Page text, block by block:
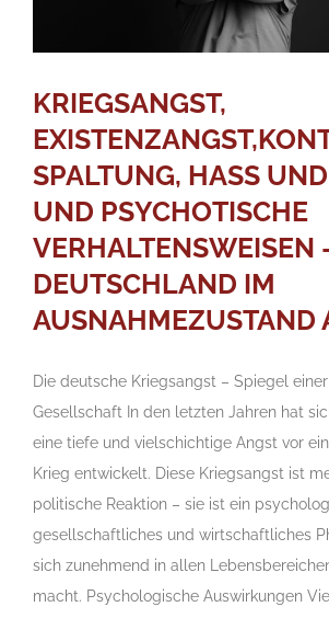
KRIEGSANGST,
SPALTUNG, HASS
UND PSYCHOTISCHE
VERHALTENSWEISEN
DEUTSCHLAND IM
AUSNAHMEZUSTAND
Die deutsche Kriegsangst – Spiegel
Gesellschaft In den letzten Jahren hat
eine tiefe und vielschichtige Angst vor
Krieg entwickelt. Diese Kriegsangst ist
politische Reaktion – sie ist ein
gesellschaftliches und wirtschaftliches
sich zunehmend in allen
macht. Psychologische Auswirkungen